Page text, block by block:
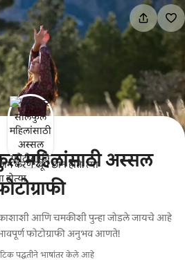
महिलांसाठी अस्सल
आणि चमकीशी पुन्हा जोडले जायचे आहे
फोटोग्राफी अनुभव आणते!
पद्धतीने भाषांतर केले आहे
करणे खूप छान होते. त्या
होत्या.